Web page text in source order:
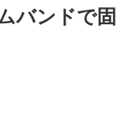
バンドで固